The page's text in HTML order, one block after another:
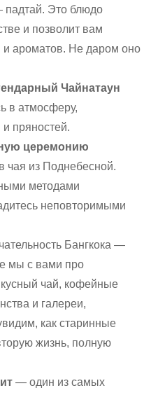
падтай. Это блюдо
и позволит вам
и ароматов. Не даром оно
Чайнатаун
в атмосферу,
пряностей.
церемонию
чая из Поднебесной.
методами
неповторимыми
Бангкока —
мы с вами про
чай, кофейные
и галереи,
как старинные
жизнь, полную
— один из самых